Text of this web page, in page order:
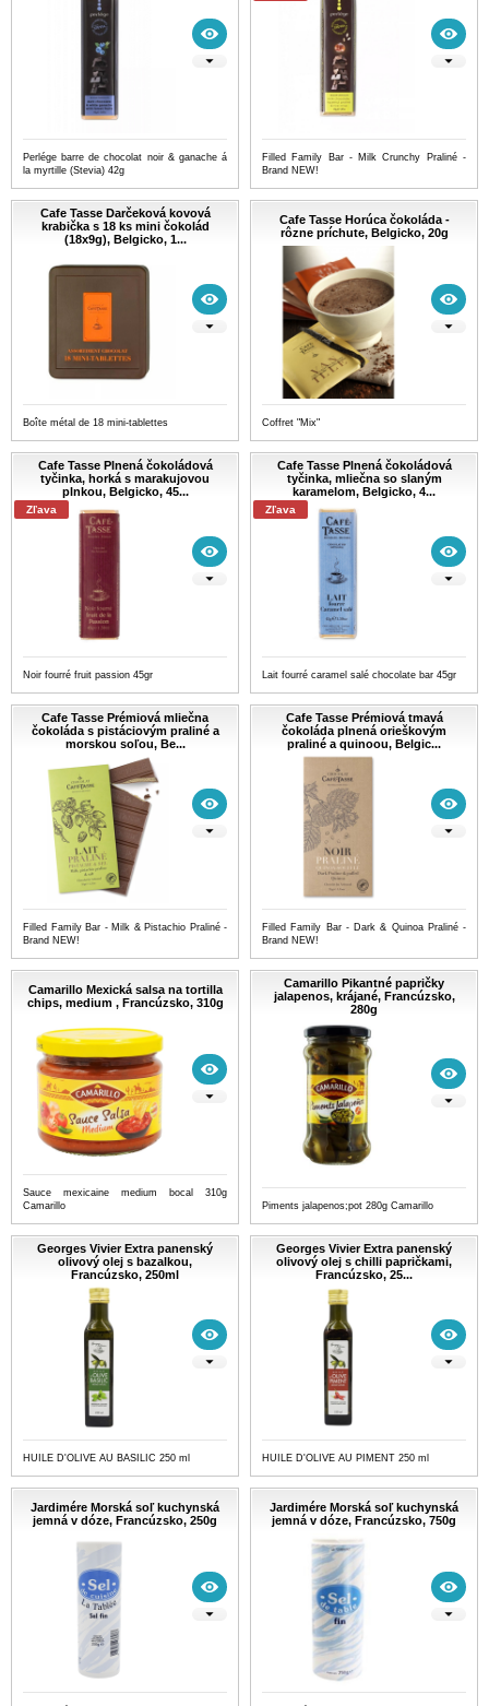
Perlége barre de chocolat noir & ganache á
la myrtille (Stevia) 42g
Filled Family Bar - Milk Crunchy Praliné -
Brand NEW!
Cafe Tasse Darčeková kovová
krabička s 18 ks mini čokolád
(18x9g), Belgicko, 1...
Boîte métal de 18 mini-tablettes
Cafe Tasse Horúca čokoláda -
rôzne príchute, Belgicko, 20g
Coffret "Mix"
Cafe Tasse Plnená čokoládová
tyčinka, horká s marakujovou
plnkou, Belgicko, 45...
Zľava
Noir fourré fruit passion 45gr
Cafe Tasse Plnená čokoládová
tyčinka, mliečna so slaným
karamelom, Belgicko, 4...
Zľava
Lait fourré caramel salé chocolate bar 45gr
Cafe Tasse Prémiová mliečna
čokoláda s pistáciovým praliné a
morskou soľou, Be...
Filled Family Bar - Milk & Pistachio Praliné -
Brand NEW!
Cafe Tasse Prémiová tmavá
čokoláda plnená orieškovým
praliné a quinoou, Belgic...
Filled Family Bar - Dark & Quinoa Praliné -
Brand NEW!
Camarillo Mexická salsa na tortilla
chips, medium , Francúzsko, 310g
Sauce mexicaine medium bocal 310g
Camarillo
Camarillo Pikantné papričky
jalapenos, krájané, Francúzsko,
280g
Piments jalapenos;pot 280g Camarillo
Georges Vivier Extra panenský
olivový olej s bazalkou,
Francúzsko, 250ml
HUILE D'OLIVE AU BASILIC 250 ml
Georges Vivier Extra panenský
olivový olej s chilli papričkami,
Francúzsko, 25...
HUILE D'OLIVE AU PIMENT 250 ml
Jardimére Morská soľ kuchynská
jemná v dóze, Francúzsko, 250g
Jardimére Morská soľ kuchynská
jemná v dóze, Francúzsko, 750g